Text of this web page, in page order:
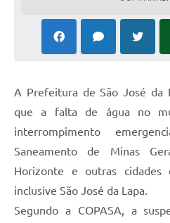
A Prefeitura de São José da
que a falta de água no
interrompimento
Saneamento de Minas
Horizonte e outras cidades
inclusive São José da Lapa.
Segundo a COPASA, a